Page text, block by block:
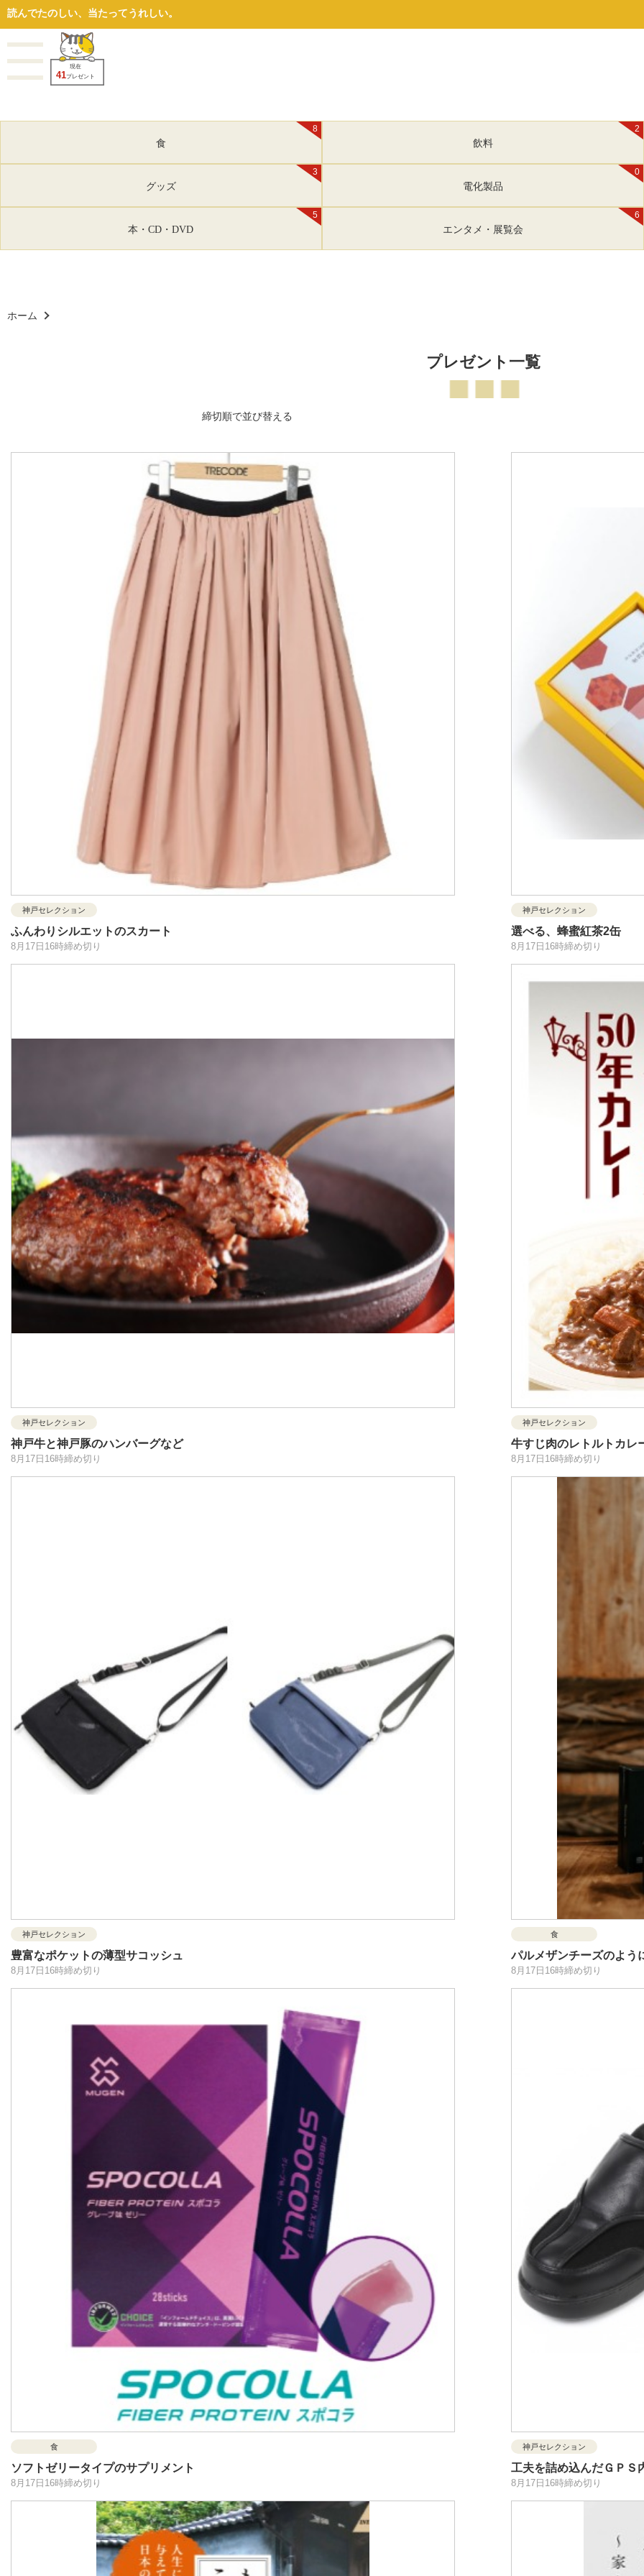
読んでたのしい、当たってうれしい。
現在
41プレゼント
8
食
2
飲料
3
グッズ
0
電化製品
5
本・CD・DVD
6
エンタメ・展覧会
ホーム
プレゼント一覧
締切順で並び替える
神戸セレクション
ふんわりシルエットのスカート
8月17日16時締め切り
神戸セレクション
選べる、蜂蜜紅茶2缶
8月17日16時締め切り
神戸セレクション
神戸牛と神戸豚のハンバーグなど
8月17日16時締め切り
神戸セレクション
牛すじ肉のレトルトカレ
8月17日16時締め切り
神戸セレクション
豊富なポケットの薄型サコッシュ
8月17日16時締め切り
食
パルメザンチーズのよう
8月17日16時締め切り
食
ソフトゼリータイプのサプリメント
8月17日16時締め切り
神戸セレクション
工夫を詰め込んだＧＰＳ
8月17日16時締め切り